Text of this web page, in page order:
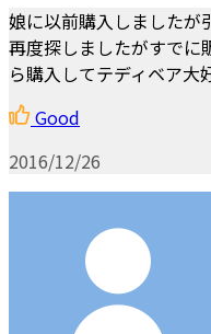
娘に以前購入しましたが
再度探しましたがすでに
ら購入してテディベア大
Good
2016/12/26